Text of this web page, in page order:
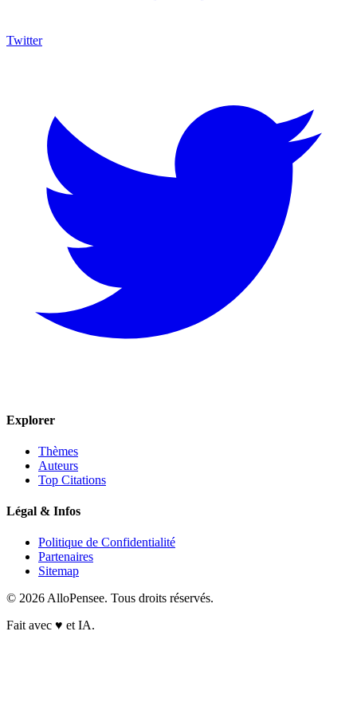
Twitter
Explorer
Thèmes
Auteurs
Top Citations
Légal & Infos
Politique de Confidentialité
Partenaires
Sitemap
© 2026 AlloPensee. Tous droits réservés.
Fait avec ♥ et IA.